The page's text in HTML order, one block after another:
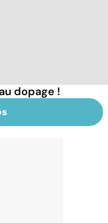
dopage !